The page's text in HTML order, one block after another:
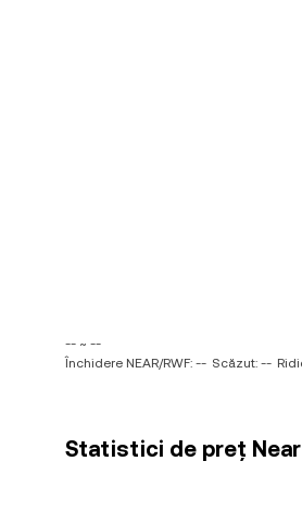
-- ~ --
Închidere NEAR/RWF: -- Scăzut: --
Statistici de preț Near